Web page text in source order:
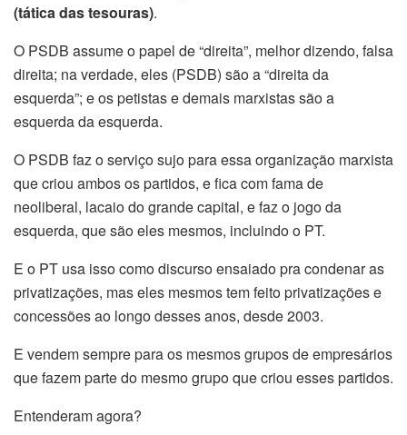
(tática das tesouras).
O PSDB assume o papel de “direita”, melhor dizendo, falsa
direita; na verdade, eles (PSDB) são a “direita da
esquerda”; e os petistas e demais marxistas são a
esquerda da esquerda.
O PSDB faz o serviço sujo para essa organização marxista
que criou ambos os partidos, e fica com fama de
neoliberal, lacaio do grande capital, e faz o jogo da
esquerda, que são eles mesmos, incluindo o PT.
E o PT usa isso como discurso ensaiado pra condenar as
privatizações, mas eles mesmos tem feito privatizações e
concessões ao longo desses anos, desde 2003.
E vendem sempre para os mesmos grupos de empresários
que fazem parte do mesmo grupo que criou esses partidos.
Entenderam agora?